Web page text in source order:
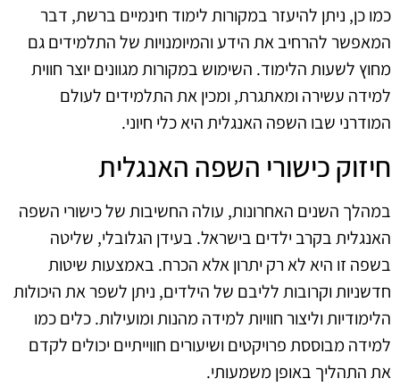
כמו כן, ניתן להיעזר במקורות לימוד חינמיים ברשת, דבר
המאפשר להרחיב את הידע והמיומנויות של התלמידים גם
מחוץ לשעות הלימוד. השימוש במקורות מגוונים יוצר חווית
למידה עשירה ומאתגרת, ומכין את התלמידים לעולם
המודרני שבו השפה האנגלית היא כלי חיוני.
חיזוק כישורי השפה האנגלית
במהלך השנים האחרונות, עולה החשיבות של כישורי השפה
האנגלית בקרב ילדים בישראל. בעידן הגלובלי, שליטה
בשפה זו היא לא רק יתרון אלא הכרח. באמצעות שיטות
חדשניות וקרובות לליבם של הילדים, ניתן לשפר את היכולות
הלימודיות וליצור חוויות למידה מהנות ומועילות. כלים כמו
למידה מבוססת פרויקטים ושיעורים חווייתיים יכולים לקדם
את התהליך באופן משמעותי.